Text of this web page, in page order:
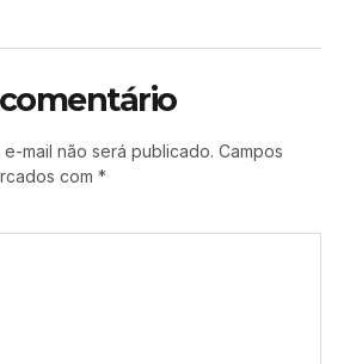
mail não será publicado. Campos
com *